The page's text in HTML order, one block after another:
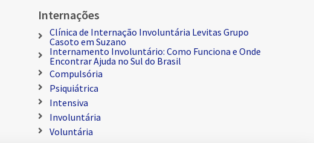
Internações
Clínica de Internação Involuntária Levitas Grupo
Casoto em Suzano
Internamento Involuntário: Como Funciona e Onde
Encontrar Ajuda no Sul do Brasil
Compulsória
Psiquiátrica
Intensiva
Involuntária
Voluntária